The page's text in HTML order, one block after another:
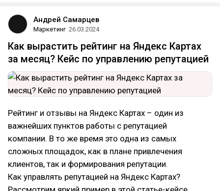
Андрей Самарцев
Маркетинг 26.03.2024
Как вырастить рейтинг на Яндекс Картах
за месяц? Кейс по управлению репутацией
Рейтинг и отзывы на Яндекс Картах – один из
важнейших пунктов работы с репутацией
компании. В то же время это одна из самых
сложных площадок, как в плане привлечения
клиентов, так и формирования репутации.
Как управлять репутацией на Яндекс Картах?